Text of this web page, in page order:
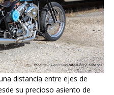
distancia entre ejes de
su precioso asiento de